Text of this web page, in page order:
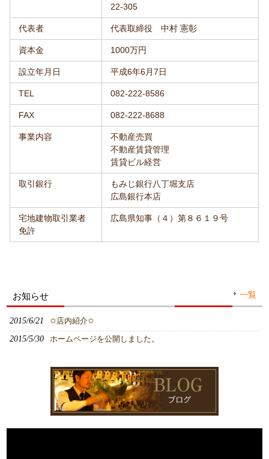
22-305
代表者 代表取締役 中村 憲彰
資本金 1000万円
設立年月日 平成6年6月7日
TEL 082-222-8586
FAX 082-222-8688
事業内容
不動産売買
不動産賃貸管理
賃貸ビル経営
取引銀行
もみじ銀行八丁堀支店
広島銀行本店
宅地建物取引業者
免許
広島県知事（４）第８６１９号
お知らせ 一覧
2015/6/21 ✩店内紹介✩
2015/5/30 ホームページを公開しました。